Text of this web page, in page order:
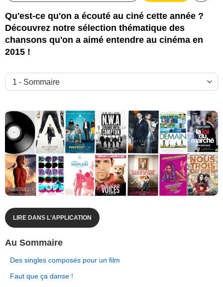
Qu'est-ce qu'on a écouté au ciné cette année ?
Découvrez notre sélection thématique des
chansons qu'on a aimé entendre au cinéma en
2015 !
LIRE DANS L'APPLICATION
Au Sommaire
Des singles composés pour un film
Faut que ça danse !